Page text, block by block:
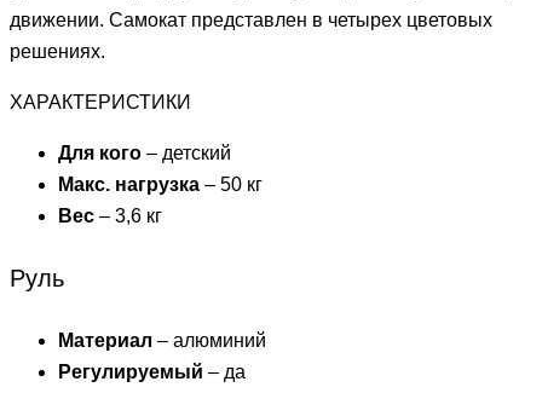
движении. Самокат представлен в четырех цветовых
решениях.
ХАРАКТЕРИСТИКИ
Для кого – детский
Макс. нагрузка – 50 кг
Вес – 3,6 кг
Руль
Материал – алюминий
Регулируемый – да